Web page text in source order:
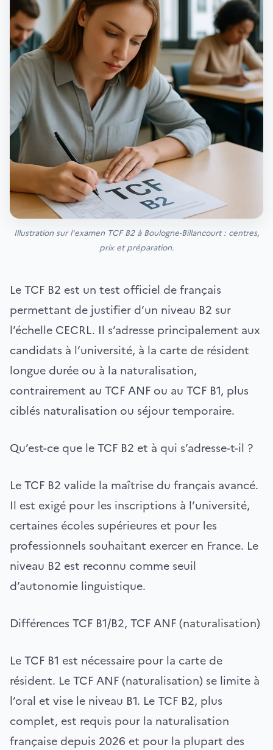
Illustration sur l'examen TCF B2 à Boulogne-Billancourt : centres,
prix et préparation.
Le TCF B2 est un test officiel de français
permettant de justifier d’un niveau B2 sur
l’échelle CECRL. Il s’adresse principalement aux
candidats à l’université, à la carte de résident
longue durée ou à la naturalisation,
contrairement au TCF ANF ou au TCF B1, plus
ciblés naturalisation ou séjour temporaire.
Qu’est-ce que le TCF B2 et à qui s’adresse-t-il ?
Le TCF B2 valide la maîtrise du français avancé.
Il est exigé pour les inscriptions à l’université,
certaines écoles supérieures et pour les
professionnels souhaitant exercer en France. Le
niveau B2 est reconnu comme seuil
d’autonomie linguistique.
Différences TCF B1/B2, TCF ANF (naturalisation)
Le TCF B1 est nécessaire pour la carte de
résident. Le TCF ANF (naturalisation) se limite à
l’oral et vise le niveau B1. Le TCF B2, plus
complet, est requis pour la naturalisation
française depuis 2026 et pour la plupart des